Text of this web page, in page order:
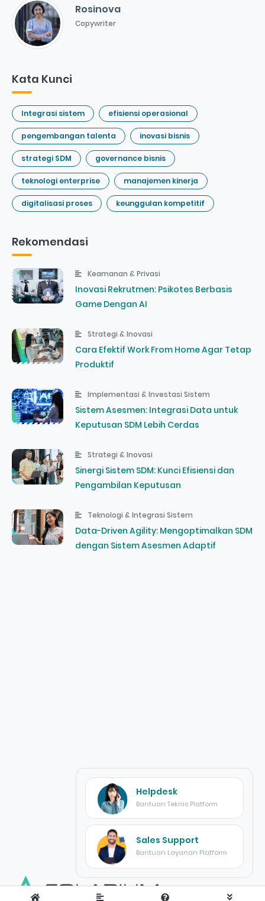
Rosinova
Copywriter
Kata Kunci
Integrasi sistem efisiensi operasional
pengembangan talenta inovasi bisnis
strategi SDM governance bisnis
teknologi enterprise manajemen kinerja
digitalisasi proses keunggulan kompetitif
Rekomendasi
Keamanan & Privasi
Inovasi Rekrutmen: Psikotes Berbasis
Game Dengan AI
Strategi & Inovasi
Cara Efektif Work From Home Agar Tetap
Produktif
Implementasi & Investasi Sistem
Sistem Asesmen: Integrasi Data untuk
Keputusan SDM Lebih Cerdas
Strategi & Inovasi
Sinergi Sistem SDM: Kunci Efisiensi dan
Pengambilan Keputusan
Teknologi & Integrasi Sistem
Data-Driven Agility: Mengoptimalkan SDM
dengan Sistem Asesmen Adaptif
Helpdesk
Bantuan Teknis Platform
Sales Support
Bantuan Layanan Platform